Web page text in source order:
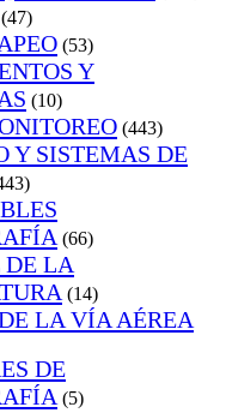
(47)
(53)
Y
(10)
(443)
Y SISTEMAS DE
(66)
DE LA
(14)
LA VÍA AÉREA
DE
(5)